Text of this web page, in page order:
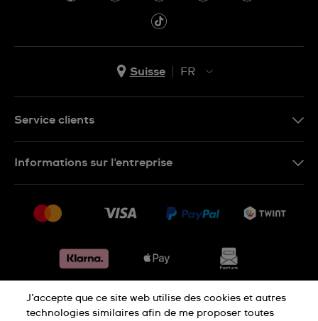
Suisse
FR
IT
Service clients
Retours
Conditions de vente
Informations sur l'entreprise
Jobs
Déclaration de confidentialité
J’accepte que ce site web utilise des cookies et autres
technologies similaires afin de me proposer toutes